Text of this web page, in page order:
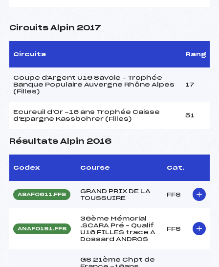
Circuits Alpin 2017
Circuits Rang
Coupe d'Argent U16 Savoie – Trophée
Banque Populaire Auvergne Rhône Alpes
(Filles)
17
Ecureuil d'Or -16 ans Trophée Caisse
d'Epargne Kassbohrer (Filles)
51
Résultats Alpin 2016
Codex Course Cat.
ASAF0611.FFS
GRAND PRIX DE LA
TOUSSUIRE
FFS
ANAF0191.FFS
36ème Mémorial
.SCARA Pré – Qualif
U16 FILLES trace A
Dossard ANDROS
FFS
GS 21ème Chpt de